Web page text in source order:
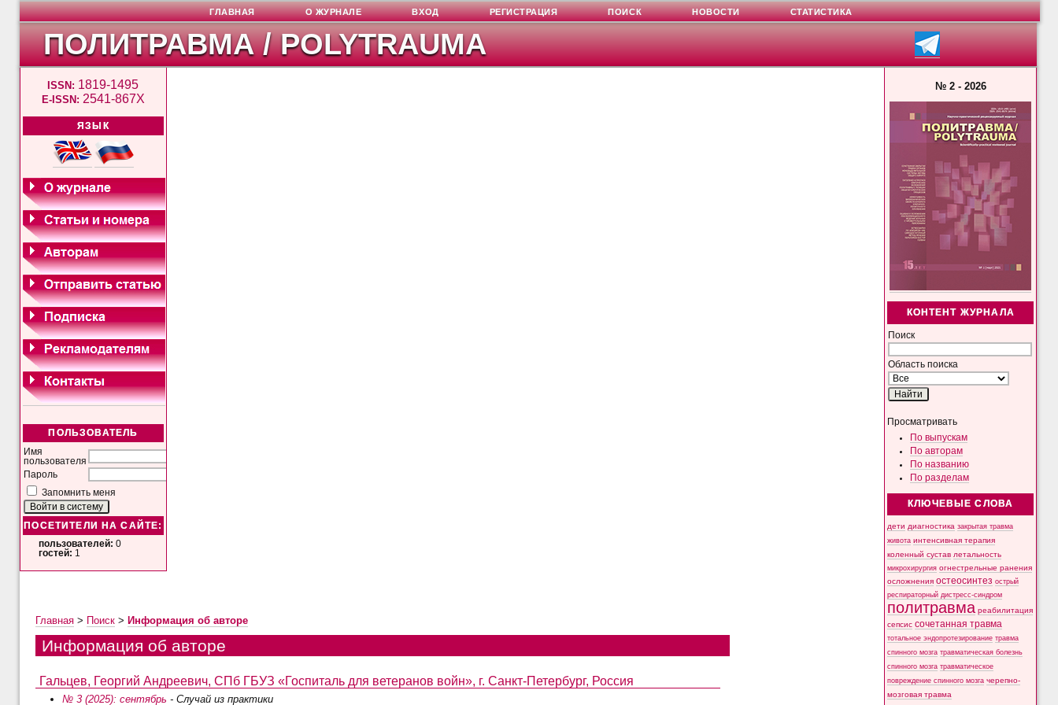
ПОЛИТРАВМА / POLYTRAUMA
ISSN: 1819-1495
E-ISSN: 2541-867X
ЯЗЫК
ПОЛЬЗОВАТЕЛЬ
Имя
пользователя
Пароль
Запомнить меня
ПОСЕТИТЕЛИ НА САЙТЕ:
пользователей: 0
гостей: 1
№ 2 - 2026
КОНТЕНТ ЖУРНАЛА
Поиск
Область поиска
Просматривать
По выпускам
По авторам
По названию
По разделам
КЛЮЧЕВЫЕ СЛОВА
дети диагностика закрытая травма
живота интенсивная терапия
коленный сустав летальность
микрохирургия огнестрельные ранения
осложнения остеосинтез острый
респираторный дистресс-синдром
политравма реабилитация
сепсис сочетанная травма
тотальное эндопротезирование травма
спинного мозга травматическая болезнь
спинного мозга травматическое
повреждение спинного мозга черепно-
мозговая травма
ГЛАВНАЯ О ЖУРНАЛЕ ВХОД РЕГИСТРАЦИЯ ПОИСК НОВОСТИ СТАТИСТИКА
Главная> Поиск> Информация об авторе
Информация об авторе
Гальцев, Георгий Андреевич, СПб ГБУЗ «Госпиталь для ветеранов войн», г. Санкт-Петербург, Россия
№ 3 (2025): сентябрь - Случай из практики